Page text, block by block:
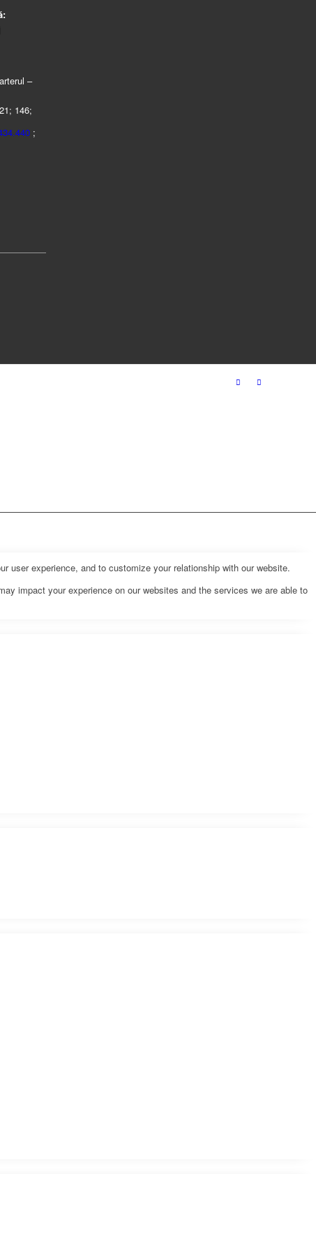
–
146;
;
experience, and to customize your relationship with our website.
impact your experience on our websites and the services we are able to